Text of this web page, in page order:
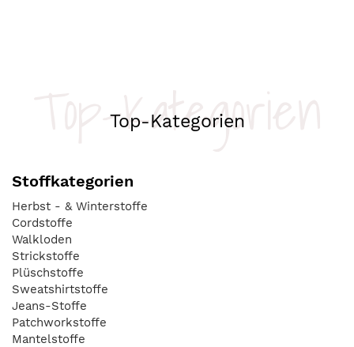
Top-Kategorien
Top-Kategorien
Stoffkategorien
Herbst - & Winterstoffe
Cordstoffe
Walkloden
Strickstoffe
Plüschstoffe
Sweatshirtstoffe
Jeans-Stoffe
Patchworkstoffe
Mantelstoffe